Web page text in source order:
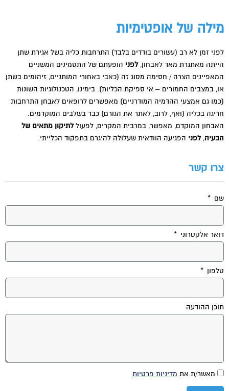
מילה של אופטימיות
לפני זמן לא רב (עשורים בודדים בלבד) התרחבות כליה בשל אגירת שתן
הייתה מאתגרת מאד לאבחון,לפני הופעתם של התסמינים המשניים
המאפיינים הצרה / חסימה מסוג זה (כאבי באחורי המותניים, זיהומים בשתן
או, במצבים החמורים – אי ספיקת הכליות). בימינו, הטכנולוגיות השונות
(כמו גם אמצעי ההדמיה המודרניים) מאפשרים לרופאים לאבחן התרחבות
חריגה בכליה (ואף, לרוב, לאתר את הגורם) כבר בשלבים המוקדמים.
האבחון המוקדם, מאפשר, במרבית המקרים, לפעוללתיקון מתאים של
הבעיה,לפני הפגיעה הוודאית שעלולה להיגרם בתפקוד הכלייתי.
צרו קשר
שם
דואר אלקטרוני
טלפון
תוכן ההודעה
מאשר/ת את מדיניות פרטיות